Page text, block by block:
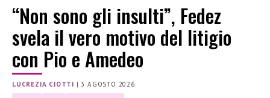
“Non sono gli insulti”, Fedez
svela il vero motivo del litigio
con Pio e Amedeo
LUCREZIA CIOTTI |3 AGOSTO 2026